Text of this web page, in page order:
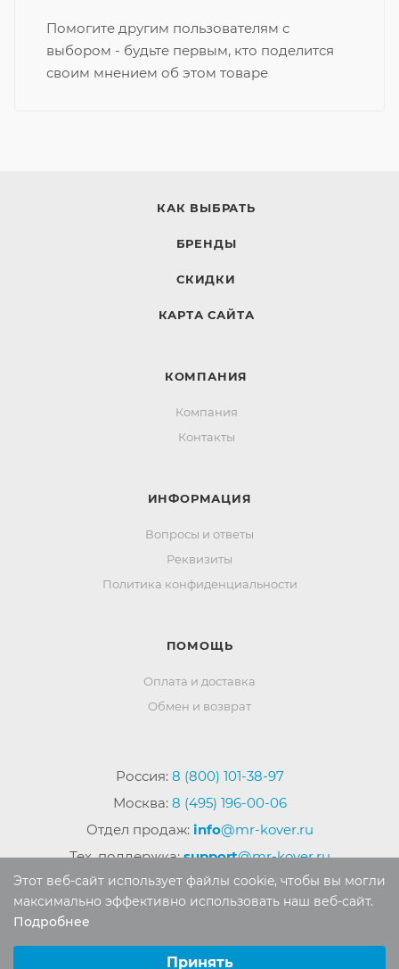
Помогите другим пользователям с
выбором - будьте первым, кто поделится
своим мнением об этом товаре
КАК ВЫБРАТЬ
БРЕНДЫ
СКИДКИ
КАРТА САЙТА
КОМПАНИЯ
Компания
Контакты
ИНФОРМАЦИЯ
Вопросы и ответы
Реквизиты
Политика конфиденциальности
ПОМОЩЬ
Оплата и доставка
Обмен и возврат
Россия: 8 (800) 101-38-97
Москва: 8 (495) 196-00-06
Отдел продаж: info@mr-kover.ru
Тех. поддержка:support@mr-kover.ru
Авторские права защищены. Воспроизведение
Этот веб-сайт использует файлы cookie, чтобы вы могли
максимально эффективно использовать наш веб-сайт.
Подробнее
Принять